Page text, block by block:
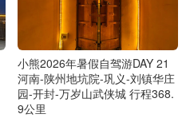
小熊2026年暑假自驾游DAY 21
河南-陕州地坑院-巩义-刘镇华庄
园-开封-万岁山武侠城 行程368.
9公里